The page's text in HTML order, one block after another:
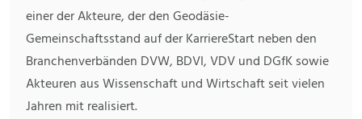
einer der Akteure, der den Geodäsie-
Gemeinschaftsstand auf der KarriereStart neben den
Branchenverbänden DVW, BDVI, VDV und DGfK sowie
Akteuren aus Wissenschaft und Wirtschaft seit vielen
Jahren mit realisiert.